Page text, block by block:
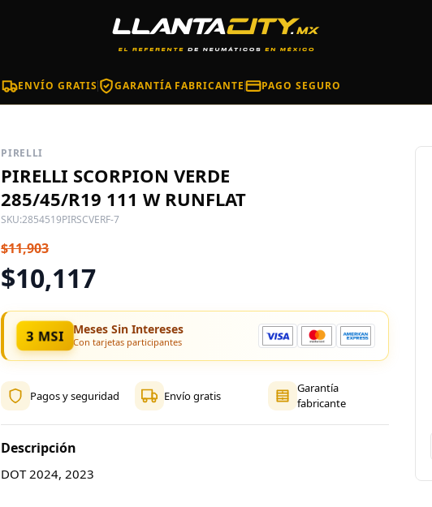
ENVÍO GRATIS GARANTÍA FABRICANTE PAGO SEGURO
PIRELLI
PIRELLI SCORPION VERDE
285/45/R19 111 W RUNFLAT
SKU:2854519PIRSCVERF-7
$11,903
$10,117
3 MSI Meses Sin Intereses
Con tarjetas participantes
Pagos y seguridad Envío gratis
Garantía
fabricante
Descripción
DOT 2024, 2023